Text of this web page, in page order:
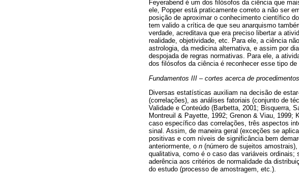
Feyerabend é um dos filósofos da ciência que
ele, Popper está praticamente correto a não ser
posição de aproximar o conhecimento científico
tem valido a crítica de que seu anarquismo
verdade, acreditava que era preciso libertar a
realidade, objetividade, etc. Para ele, a ciência
astrologia, da medicina alternativa, e assim por
despojada de regras normativas. Para ele, a
dos filósofos da ciência é reconhecer esse tipo de
Fundamentos III – cortes acerca de
Diversas estatísticas auxiliam na decisão de
(correlações), as análises fatoriais (conjunto de
Validade e Conteúdo (Barbetta, 2001; Bisquerra,
Montreuil & Payette, 1992; Grenon & Viau, 1999;
caso específico das correlações, três aspectos
sinal. Assim, de maneira geral (exceções se
positivas e com níveis de significância bem
anteriormente, o n (número de sujeitos
qualitativa, como é o caso das variáveis
aderência aos critérios de normalidade da
do estudo (processo de amostragem, etc.).